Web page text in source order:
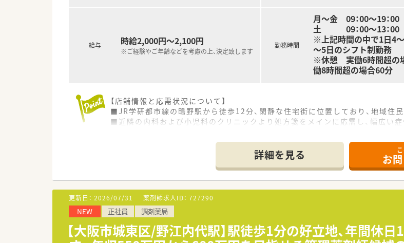
給与 時給2,000円～2,100円
※ご経験やご年齢などを考慮の上、決定致します
勤務時間
月～金 09：00～19：00
土 09：00～13：00
※上記時間の中で1日4
～5日のシフト制勤務
※休憩 実働6時間超の
働8時間超の場合60分
【店舗情報と応需状況について】
■JR学研都市線の鴫野駅から徒歩12分、閑静な住宅街に位置しており、地域住民
■近隣の内科および小児科のクリニックより処方箋をメインに応需し、幅広い症
■時給は2,000円から2,100円の提示が可能で、これまでのご経験を最大限に考
■週20時間程度の社保加入勤務から、扶養内での短時間勤務まで、ご希望に合わ
■昇給制度が年1回用意されており、パートスタッフの頑張りもしっかりと評価
【勤務実態について】
■19時までのラスト時間帯まで勤務できる方を募集しており、Wワークを希望さ
■有給休暇は法定通り付与され、店舗間でのヘルプ体制が整っているため、取得
■残業を抑制する取り組みを徹底しており、仕事終わりのプライベートな時間
詳細を見る お
更新日： 2026/07/31 薬剤師求人ID： 727290
NEW 正社員 調剤薬局
【大阪市城東区/野江内代駅】駅徒歩1分の好立地、年間休